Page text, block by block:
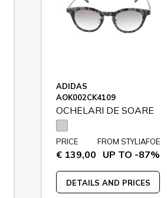
ADIDAS
AOK002CK4109
OCHELARI DE SOARE
PRICE
€ 139,00
FROM STYLIAFOE
UP TO -87%
DETAILS AND PRICES